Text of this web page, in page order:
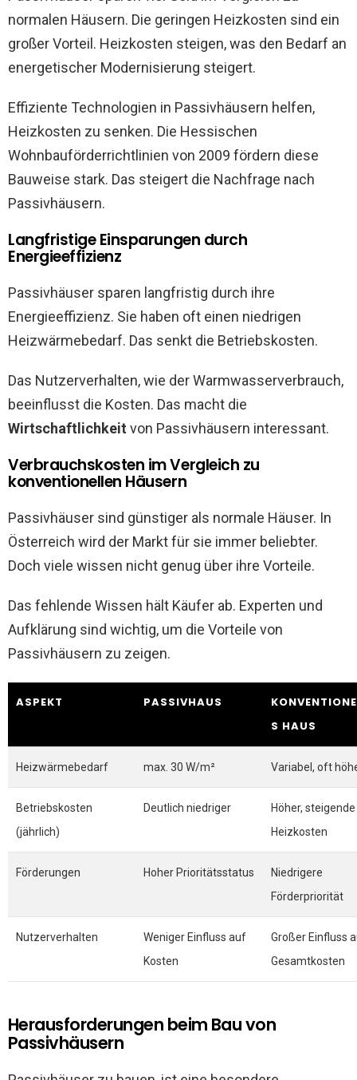
normalen Häusern. Die geringen Heizkosten sind ein
großer Vorteil. Heizkosten steigen, was den Bedarf an
energetischer Modernisierung steigert.
Effiziente Technologien in Passivhäusern helfen,
Heizkosten zu senken. Die Hessischen
Wohnbauförderrichtlinien von 2009 fördern diese
Bauweise stark. Das steigert die Nachfrage nach
Passivhäusern.
Langfristige Einsparungen durch
Energieeffizienz
Passivhäuser sparen langfristig durch ihre
Energieeffizienz. Sie haben oft einen niedrigen
Heizwärmebedarf. Das senkt die Betriebskosten.
Das Nutzerverhalten, wie der Warmwasserverbrauch,
beeinflusst die Kosten. Das macht die
Wirtschaftlichkeit von Passivhäusern interessant.
Verbrauchskosten im Vergleich zu
konventionellen Häusern
Passivhäuser sind günstiger als normale Häuser. In
Österreich wird der Markt für sie immer beliebter.
Doch viele wissen nicht genug über ihre Vorteile.
Das fehlende Wissen hält Käufer ab. Experten und
Aufklärung sind wichtig, um die Vorteile von
Passivhäusern zu zeigen.
ASPEKT PASSIVHAUS
S HAUS
Heizwärmebedarf max. 30 W/m² Variabel, oft
Betriebskosten
(jährlich)
Deutlich niedriger
Höher, steigende
Heizkosten
Förderungen Hoher Prioritätsstatus
Niedrigere
Förderpriorität
Nutzerverhalten
Weniger Einfluss auf
Kosten
Großer Einfluss
Gesamtkosten
Herausforderungen beim Bau von
Passivhäusern